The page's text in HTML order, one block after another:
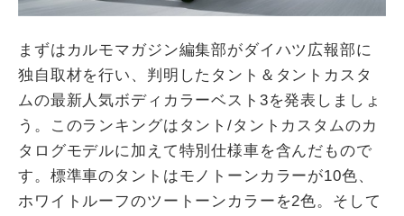
まずはカルモマガジン編集部がダイハツ広報部に
独自取材を行い、判明したタント＆タントカスタ
ムの最新人気ボディカラーベスト3を発表しましょ
う。このランキングはタント/タントカスタムのカ
タログモデルに加えて特別仕様車を含んだもので
す。標準車のタントはモノトーンカラーが10色、
ホワイトルーフのツートーンカラーを2色。そして